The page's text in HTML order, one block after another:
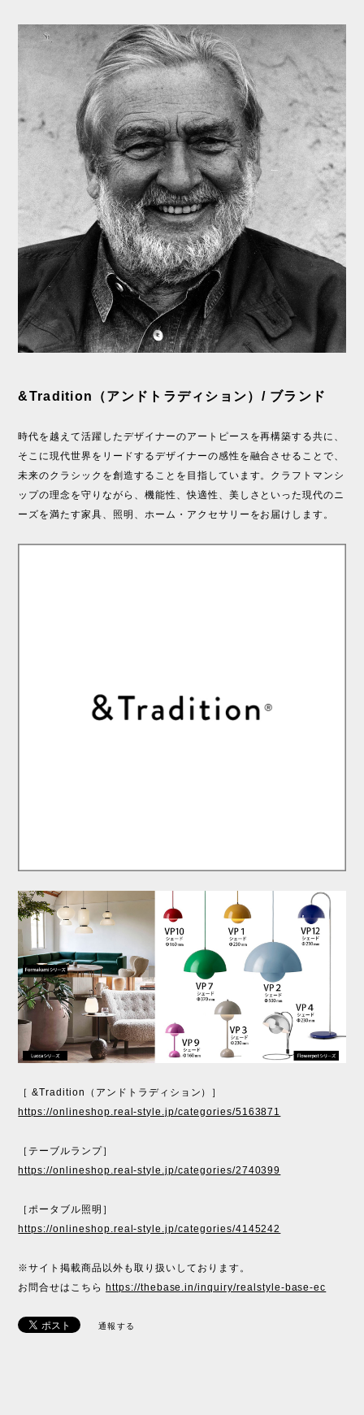
&Tradition（アンドトラディション）/ ブランド
時代を越えて活躍したデザイナーのアートピースを再構築する共に、
そこに現代世界をリードするデザイナーの感性を融合させることで、
未来のクラシックを創造することを目指しています。クラフトマンシ
ップの理念を守りながら、機能性、快適性、美しさといった現代のニ
ーズを満たす家具、照明、ホーム・アクセサリーをお届けします。
［ &Tradition（アンドトラディション）］
https://onlineshop.real-style.jp/categories/5163871
［テーブルランプ］
https://onlineshop.real-style.jp/categories/2740399
［ポータブル照明］
https://onlineshop.real-style.jp/categories/4145242
※サイト掲載商品以外も取り扱いしております。
お問合せはこちら
https://thebase.in/inquiry/realstyle-base-ec
通報する